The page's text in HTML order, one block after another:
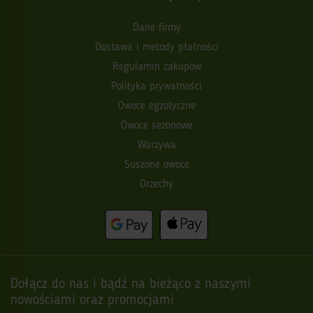
Dane firmy
Dostawa i metody płatności
Regulamin zakupów
Polityka prywatności
Owoce egzotyczne
Owoce sezonowe
Warzywa
Suszone owoce
Orzechy
Dołącz do nas i bądź na bieżąco z naszymi
nowościami oraz promocjami